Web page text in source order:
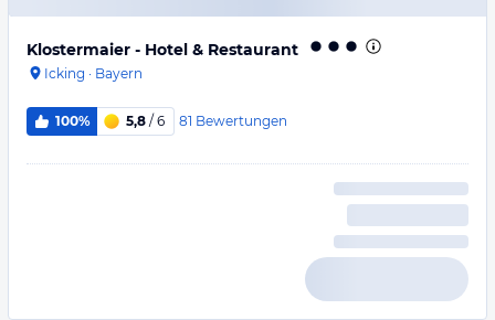
Klostermaier - Hotel & Restaurant
Icking · Bayern
100% 5,8 / 6 81 Bewertungen